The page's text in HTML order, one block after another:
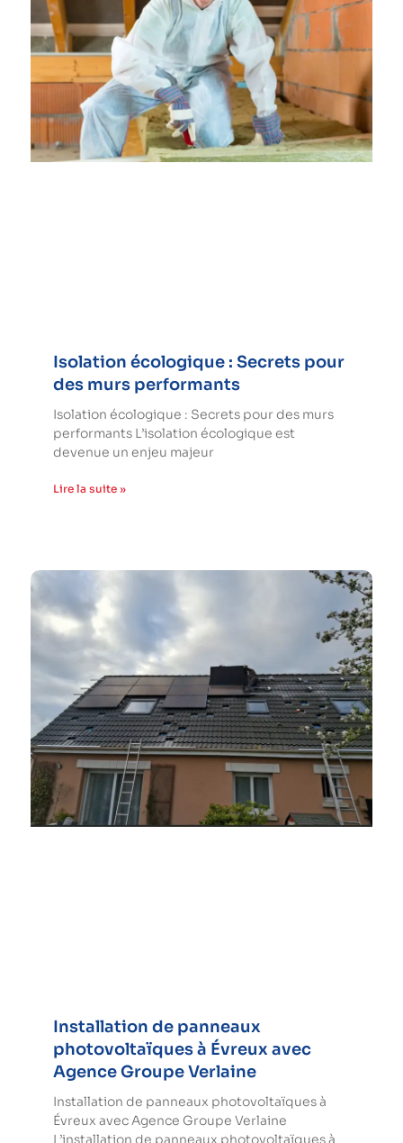
Isolation écologique : Secrets pour
des murs performants
Isolation écologique : Secrets pour des murs
performants L’isolation écologique est
devenue un enjeu majeur
Lire la suite »
Installation de panneaux
photovoltaïques à Évreux avec
Agence Groupe Verlaine
Installation de panneaux photovoltaïques à
Évreux avec Agence Groupe Verlaine
L’installation de panneaux photovoltaïques à